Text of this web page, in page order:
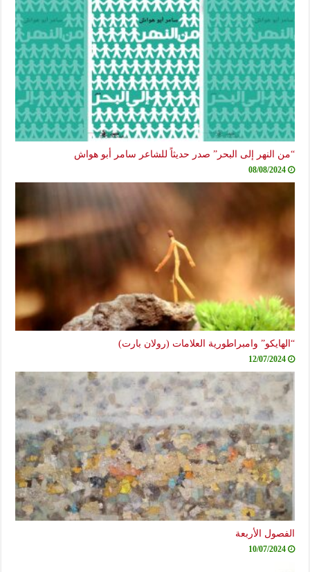
“من النهر إلى البحر” صدر حديثاً للشاعر سامر أبو هواش
08/08/2024
“الهايكو” وامبراطورية العلامات (رولان بارت)
12/07/2024
الفصول الأربعة
10/07/2024